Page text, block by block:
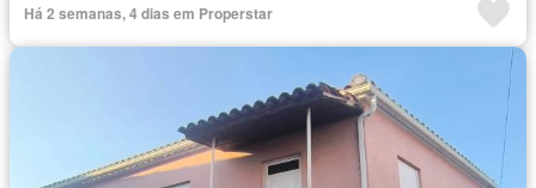
Há 2 semanas, 4 dias em Properstar